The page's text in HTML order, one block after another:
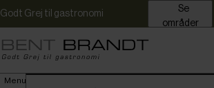
Godt Grej til gastronomi
områder
Menu